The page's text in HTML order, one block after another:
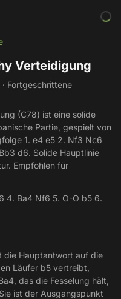
Verteidigung
· Fortgeschrittene
(C78) ist eine solide
Partie, gespielt von
1. e4 e5 2. Nf3 Nc6
d6. Solide Hauptlinie
Empfohlen für
4. Ba4 Nf6 5. O-O b5 6.
die Hauptantwort auf die
Läufer b5 vertreibt,
das die Fesselung hält,
ist der Ausgangspunkt